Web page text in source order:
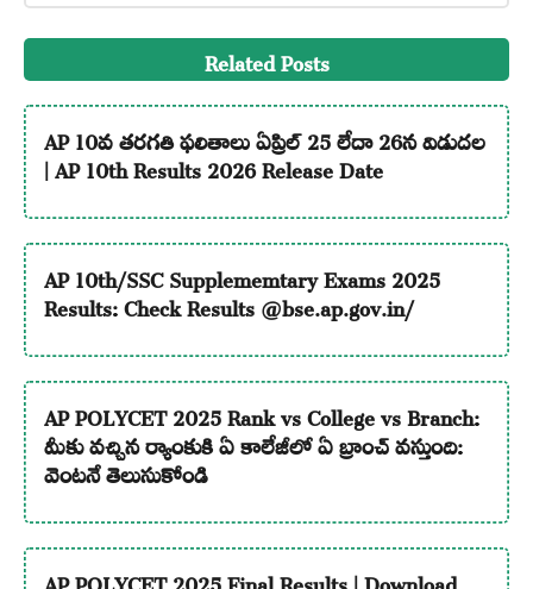
Related Posts
AP 10వ తరగతి ఫలితాలు ఏప్రిల్ 25 లేదా 26న విడుదల
| AP 10th Results 2026 Release Date
AP 10th/SSC Supplememtary Exams 2025
Results: Check Results @bse.ap.gov.in/
AP POLYCET 2025 Rank vs College vs Branch:
మీకు వచ్చిన ర్యాంకుకి ఏ కాలేజీలో ఏ బ్రాంచ్ వస్తుంది:
వెంటనే తెలుసుకోండి